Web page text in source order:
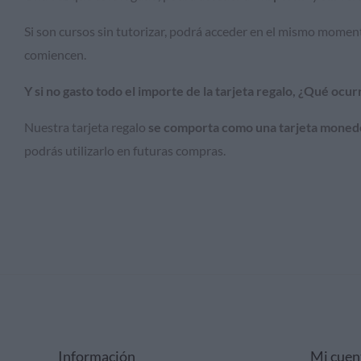
Si son cursos sin tutorizar, podrá acceder en el mismo
comiencen.
Y si no gasto todo el importe de la tarjeta regalo, ¿Qué
Nuestra tarjeta regalo se comporta como una tarjeta
podrás utilizarlo en futuras compras.
Información Mi